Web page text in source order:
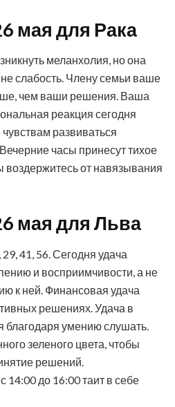
мая для Рака
меланхолия, но она
слабость. Члену семьи ваше
чем ваши решения. Ваша
реакция сегодня
развиваться
часы принесут тихое
воздержитесь от навязывания
мая для Льва
41, 56. Сегодня удача
и восприимчивости, а не
к ней. Финансовая удача
решениях. Удача в
благодаря умению слушать.
зеленого цвета, чтобы
решений.
до 16:00 таит в себе